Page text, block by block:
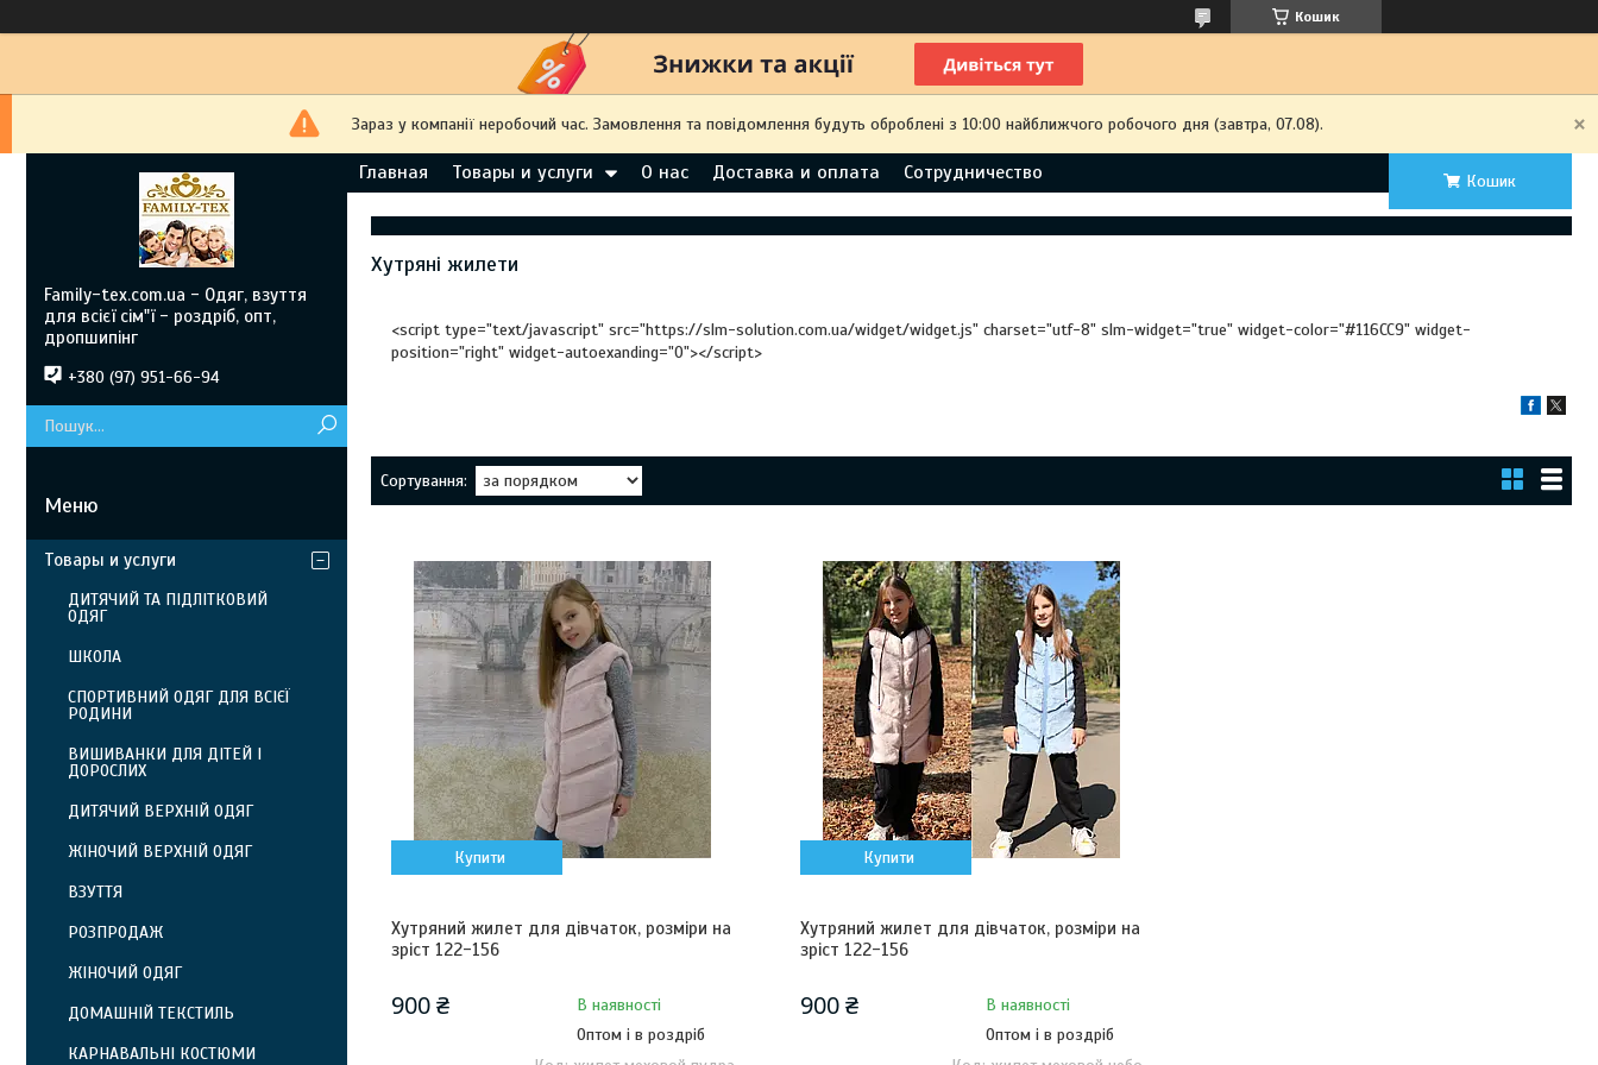
Кошик
Зараз у компанії неробочий час. Замовлення та повідомлення будуть оброблені з 10:00 найближчого робочого дня (завтра, 07.08).
Главная Товары и услуги О нас Доставка и оплата Сотрудничество Кошик
Хутряні жилети
<script type="text/javascript" src="https://slm-solution.com.ua/widget/widget.js" charset="utf-8" slm-widget="true" widget-color="#116CC9" widget-
position="right" widget-autoexanding="0"></script>
Купити
Хутряний жилет для дівчаток, розміри на
зріст 122-156
900 ₴
В наявності
Оптом і в роздріб
Купити
Хутряний жилет для дівчаток, розміри на
зріст 122-156
900 ₴
В наявності
Оптом і в роздріб
Family-tex.com.ua - Одяг, взуття
для всієї сім"ї - роздріб, опт,
дропшипінг
+380 (97) 951-66-94
Товары и услуги
ДИТЯЧИЙ ТА ПІДЛІТКОВИЙ
ОДЯГ
ШКОЛА
СПОРТИВНИЙ ОДЯГ ДЛЯ ВСІЄЇ
РОДИНИ
ВИШИВАНКИ ДЛЯ ДІТЕЙ І
ДОРОСЛИХ
ДИТЯЧИЙ ВЕРХНІЙ ОДЯГ
ЖІНОЧИЙ ВЕРХНІЙ ОДЯГ
ВЗУТТЯ
РОЗПРОДАЖ
ЖІНОЧИЙ ОДЯГ
ДОМАШНІЙ ТЕКСТИЛЬ
КАРНАВАЛЬНІ КОСТЮМИ